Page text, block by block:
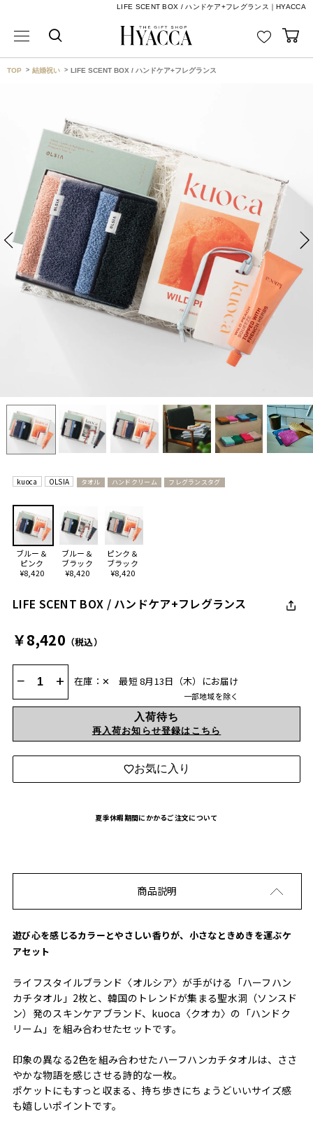
LIFE SCENT BOX / ハンドケア+フレグランス｜HYACCA
TOP 結婚祝い LIFE SCENT BOX / ハンドケア+フレグランス
kuoca OLSIA タオル ハンドクリーム フレグランスタグ
ブルー＆
ピンク
¥8,420
ブルー＆
ブラック
¥8,420
ピンク＆
ブラック
¥8,420
LIFE SCENT BOX / ハンドケア+フレグランス
￥8,420 （税込）
− + 在庫：✕ 最短 8月13日（木）にお届け
一部地域を除く
入荷待ち
再入荷お知らせ登録はこちら
お気に入り
夏季休暇期間にかかるご注文について
商品説明
遊び心を感じるカラーとやさしい香りが、小さなときめきを運ぶケ
アセット
ライフスタイルブランド〈オルシア〉が手がける「ハーフハン
カチタオル」2枚と、韓国のトレンドが集まる聖水洞（ソンスド
ン）発のスキンケアブランド、kuoca〈クオカ〉の「ハンドク
リーム」を組み合わせたセットです。
印象の異なる2色を組み合わせたハーフハンカチタオルは、ささ
やかな物語を感じさせる詩的な一枚。
ポケットにもすっと収まる、持ち歩きにちょうどいいサイズ感
も嬉しいポイントです。